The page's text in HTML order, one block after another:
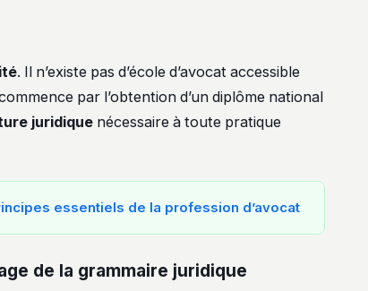
. Il n’existe pas d’école d’avocat accessible
par l’obtention d’un diplôme national
juridique nécessaire à toute pratique
essentiels de la profession d’avocat
de la grammaire juridique